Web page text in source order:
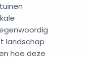
landschap
hoe deze